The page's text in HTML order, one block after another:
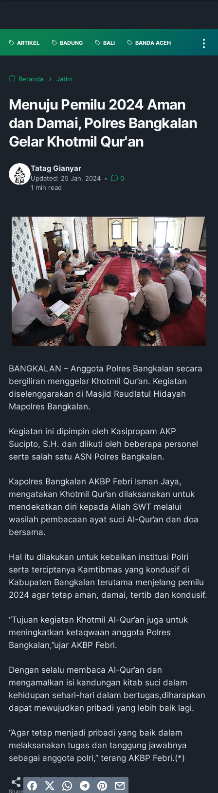
ARTIKEL BADUNG BALI BANDA ACEH
Beranda Jatim
Menuju Pemilu 2024 Aman
dan Damai, Polres Bangkalan
Gelar Khotmil Qur'an
Tatag Gianyar
Updated: 25 Jan, 2024 •
0
1 min read
BANGKALAN – Anggota Polres Bangkalan secara
bergiliran menggelar Khotmil Qur’an. Kegiatan
diselenggarakan di Masjid Raudlatul Hidayah
Mapolres Bangkalan.
Kegiatan ini dipimpin oleh Kasipropam AKP
Sucipto, S.H. dan diikuti oleh beberapa personel
serta salah satu ASN Polres Bangkalan.
Kapolres Bangkalan AKBP Febri Isman Jaya,
mengatakan Khotmil Qur’an dilaksanakan untuk
mendekatkan diri kepada Allah SWT melalui
wasilah pembacaan ayat suci Al-Qur’an dan doa
bersama.
Hal itu dilakukan untuk kebaikan institusi Polri
serta terciptanya Kamtibmas yang kondusif di
Kabupaten Bangkalan terutama menjelang pemilu
2024 agar tetap aman, damai, tertib dan kondusif.
“Tujuan kegiatan Khotmil Al-Qur’an juga untuk
meningkatkan ketaqwaan anggota Polres
Bangkalan,”ujar AKBP Febri.
Dengan selalu membaca Al-Qur’an dan
mengamalkan isi kandungan kitab suci dalam
kehidupan sehari-hari dalam bertugas,diharapkan
dapat mewujudkan pribadi yang lebih baik lagi.
“Agar tetap menjadi pribadi yang baik dalam
melaksanakan tugas dan tanggung jawabnya
sebagai anggota polri,” terang AKBP Febri.(*)